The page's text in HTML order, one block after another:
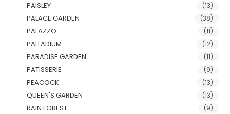
PAISLEY (13)
PALACE GARDEN (38)
PALAZZO (11)
PALLADIUM (12)
PARADISE GARDEN (11)
PATISSERIE (9)
PEACOCK (13)
QUEEN'S GARDEN (13)
RAIN FOREST (9)